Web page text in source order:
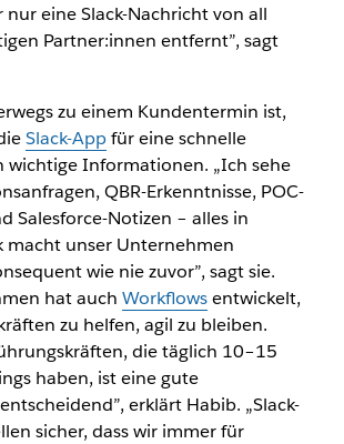
eine Slack-Nachricht von all
Partner:innen entfernt”, sagt
zu einem Kundentermin ist,
Slack-Appfür eine schnelle
wichtige Informationen. „Ich sehe
QBR-Erkenntnisse, POC-
Salesforce-Notizen – alles in
macht unser Unternehmen
wie nie zuvor”, sagt sie.
hat auch Workflowsentwickelt,
zu helfen, agil zu bleiben.
die täglich 10–15
haben, ist eine gute
erklärt Habib. „Slack-
sicher, dass wir immer für